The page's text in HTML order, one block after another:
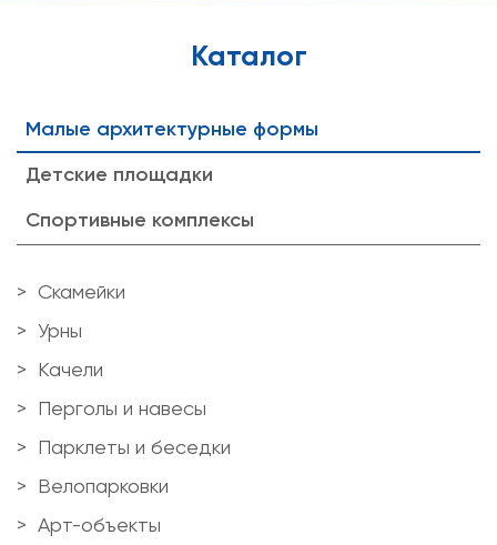
Каталог
Малые архитектурные формы
Детские площадки
Спортивные комплексы
Скамейки
Урны
Качели
Перголы и навесы
Парклеты и беседки
Велопарковки
Арт-объекты